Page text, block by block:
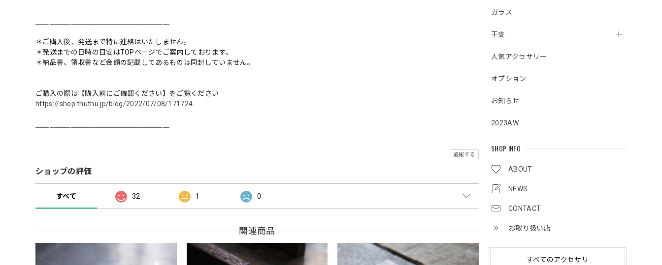
ガラス
干支
人気アクセサリー
オプション
お知らせ
2023AW
SHOP INFO
ABOUT
NEWS
CONTACT
お取り扱い店
すべてのアクセサリ
＊ご購入後、発送まで特に連絡はいたしません。
＊発送までの日時の目安はTOPページでご案内しております。
＊納品書、領収書など金額の記載してあるものは同封していません。
ご購入の際は【購入前にご確認ください】をご覧ください
https://shop.thuthu.jp/blog/2022/07/08/171724
通報する
ショップの評価
すべて 32 1 0
関連商品